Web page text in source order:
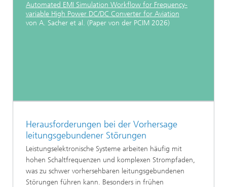
Automated EMI Simulation Workflow for Frequency-
variable High Power DC/DC Converter for Aviation
von A. Sacher et al. (Paper von der PCIM 2026)
Herausforderungen bei der Vorhersage
leitungsgebundener Störungen
Leistungselektronische Systeme arbeiten häufig mit
hohen Schaltfrequenzen und komplexen Strompfaden,
was zu schwer vorhersehbaren leitungsgebundenen
Störungen führen kann. Besonders in frühen